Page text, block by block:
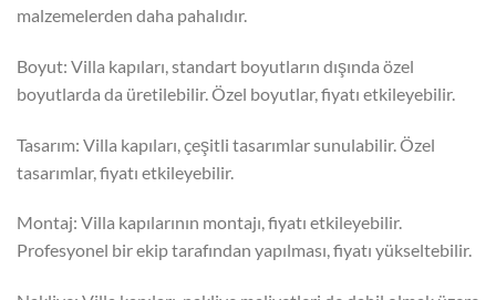
malzemelerden daha pahalıdır.
Boyut: Villa kapıları, standart boyutların dışında özel
boyutlarda da üretilebilir. Özel boyutlar, fiyatı etkileyebilir.
Tasarım: Villa kapıları, çeşitli tasarımlar sunulabilir. Özel
tasarımlar, fiyatı etkileyebilir.
Montaj: Villa kapılarının montajı, fiyatı etkileyebilir.
Profesyonel bir ekip tarafından yapılması, fiyatı yükseltebilir.